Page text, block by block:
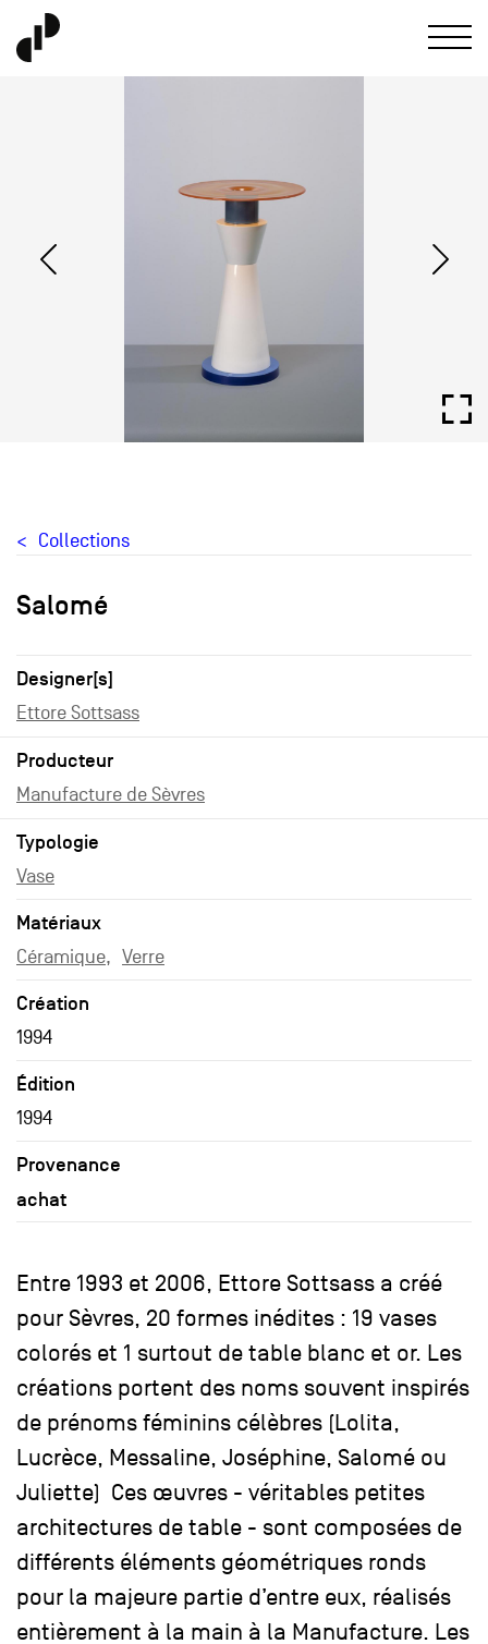
Collections
Salomé
Designer[s]
Ettore Sottsass
Producteur
Manufacture de Sèvres
Typologie
Vase
Matériaux
Céramique Verre
Création
1994
Édition
1994
Provenance
achat
Entre 1993 et 2006, Ettore Sottsass a créé
pour Sèvres, 20 formes inédites : 19 vases
colorés et 1 surtout de table blanc et or. Les
créations portent des noms souvent inspirés
de prénoms féminins célèbres (Lolita,
Lucrèce, Messaline, Joséphine, Salomé ou
Juliette) Ces œuvres - véritables petites
architectures de table - sont composées de
différents éléments géométriques ronds
pour la majeure partie d’entre eux, réalisés
entièrement à la main à la Manufacture. Les